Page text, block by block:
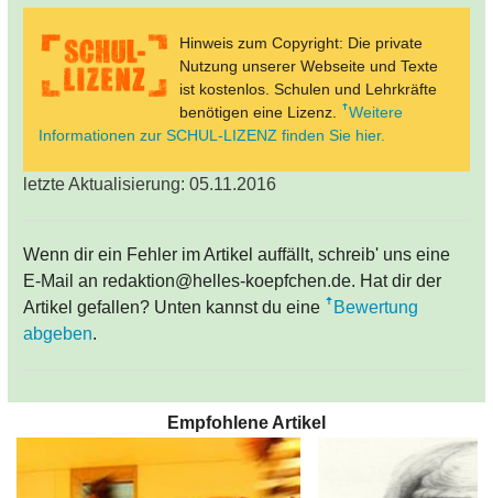
Hinweis zum Copyright: Die private
Nutzung unserer Webseite und Texte
ist kostenlos. Schulen und Lehrkräfte
benötigen eine Lizenz.
Weitere
Informationen zur SCHUL-LIZENZ finden Sie hier.
letzte Aktualisierung: 05.11.2016
Wenn dir ein Fehler im Artikel auffällt, schreib' uns eine
E-Mail an redaktion@helles-koepfchen.de. Hat dir der
Artikel gefallen? Unten kannst du eine
Bewertung
abgeben.
Empfohlene Artikel